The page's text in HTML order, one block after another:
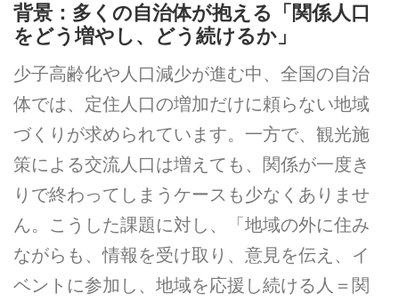
背景：多くの自治体が抱える「関係人口
をどう増やし、どう続けるか」
少子高齢化や人口減少が進む中、全国の自治
体では、定住人口の増加だけに頼らない地域
づくりが求められています。一方で、観光施
策による交流人口は増えても、関係が一度き
りで終わってしまうケースも少なくありませ
ん。こうした課題に対し、「地域の外に住み
ながらも、情報を受け取り、意見を伝え、イ
ベントに参加し、地域を応援し続ける人＝関